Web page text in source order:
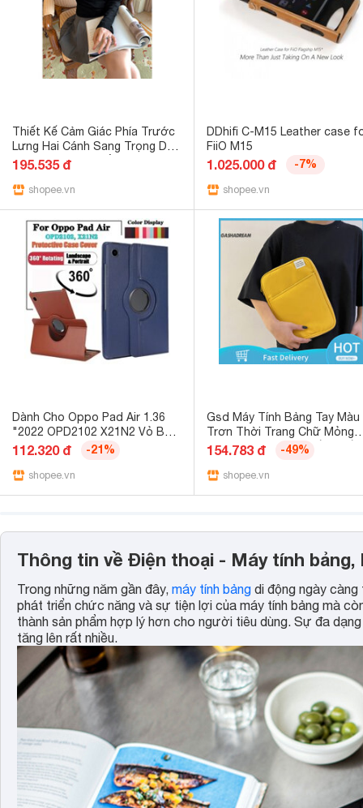
Thiết Kế Cảm Giác Phía Trước
Lưng Hai Cánh Sang Trọng Dài
Tay Đáy Top Nữ Đầu Thu 2025
Slim-Fit Cổ Thấp Áo Thun
195.535 đ
shopee.vn
DDhifi C-M15 Leather case
FiiO M15
1.025.000 đ -7%
shopee.vn
Dành Cho Oppo Pad Air 1.36
"2022 OPD2102 X21N2 Vỏ Bảo
Vệ Da Máy Tính Bảng Thời
da lật Folio gấp
112.320 đ -21%
shopee.vn
Gsd Máy Tính Bảng Tay Màu
Trơn Thời Trang Chữ Mỏng
Dây Kéo Di Động Chống Sốc
Túi Bảo Vệ Máy Tính Cho
154.783 đ -49%
shopee.vn
Thông tin về Điện thoại - Máy tính bảng,
Trong những năm gần đây, máy tính bảng di động ngày
phát triển chức năng và sự tiện lợi của máy tính bảng mà
thành sản phẩm hợp lý hơn cho người tiêu dùng. Sự đa
tăng lên rất nhiều.